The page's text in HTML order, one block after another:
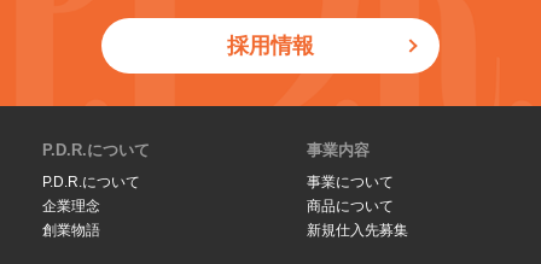
採用情報
P.D.R.について
P.D.R.について
企業理念
創業物語
事業内容
事業について
商品について
新規仕入先募集